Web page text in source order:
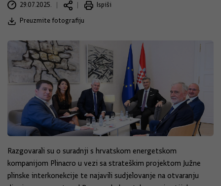
29.07.2025.
Ispiši
Preuzmite fotografiju
Razgovarali su o suradnji s hrvatskom energetskom
kompanijom Plinacro u vezi sa strateškim projektom Južne
plinske interkonekcije te najavili sudjelovanje na otvaranju